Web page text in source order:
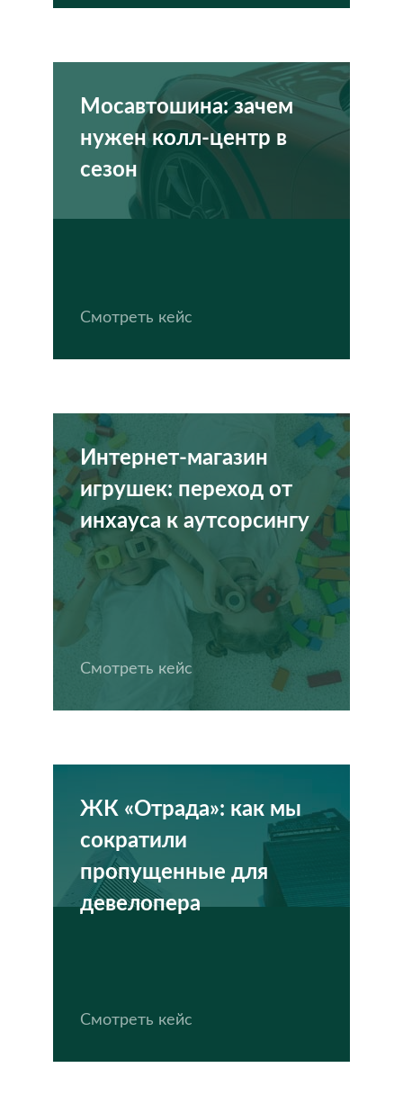
Мосавтошина: зачем
нужен колл-центр в
сезон
Смотреть кейс
Интернет-магазин
игрушек: переход от
инхауса к аутсорсингу
Смотреть кейс
ЖК «Отрада»: как мы
сократили
пропущенные для
девелопера
Смотреть кейс